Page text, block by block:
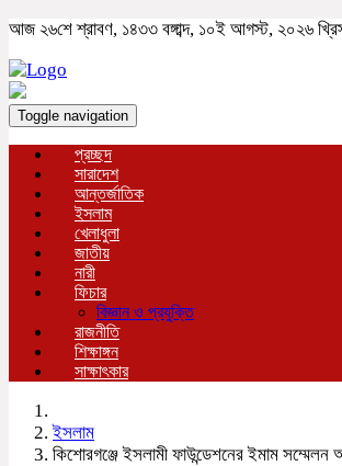
আজ ২৬শে শ্রাবণ, ১৪৩৩ বঙ্গাব্দ, ১০ই আগস্ট, ২০২৬
Toggle navigation
প্রচ্ছদ
সারাদেশ
আন্তর্জাতিক
ইসলাম
খেলাধুলা
জাতীয়
নারী
ফিচার
বিজ্ঞান ও প্রযুক্তি
রাজনীতি
শিক্ষাঙ্গন
সাক্ষাৎকার
ইসলাম
কিশোরগঞ্জে ইসলামী ফাউন্ডেশনের ইমাম সম্মেলন